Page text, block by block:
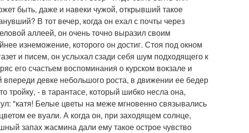
быть, даже и навеки чужой, открывший такое
В тот вечер, когда он ехал с почты через
аллеей, он очень точно выразил своим
изнеможение, которого он достиг. Стоя под окном
и писем, он услыхал сзади себя шум подходящего к
его счастьем воспоминания о курском вокзале и
девке небольшого роста, в движении ее бедер
тройку, - в тарантасе, который шибко несла она,
"катя! Белые цветы на меже мгновенно связывались
ее вуали. А когда он, при заходящем солнце,
запах жасмина дали ему такое острое чувство